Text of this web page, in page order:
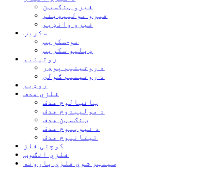
فیرو ټنګسټن
فیرو مولیبډینم
فیرو وانډیم
سکریپ
مو-سکریپ
ډبلیو سکریپ
روتینیم
د روتینیم پوډر
د روتینیم ګولۍ
روډیم
فلزي هدف
ټانټالوم هدف
د مولیبدوم هدف
ټنګسټن هدف
د نیوبیوم هدف
تیتانیوم هدف
کوچنی فلز
فلزي انګوټ
سینټر شوي فلزي بارونه